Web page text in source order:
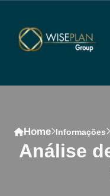
Home Informações
análise de conformidade